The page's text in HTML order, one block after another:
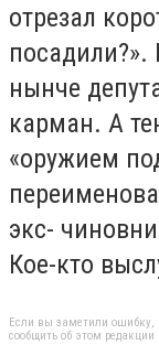
отрезал
нынче
карман. А
«оружием
экс-
Кое-кто
Если вы заметили ошибку,
сообщить об этом редакции